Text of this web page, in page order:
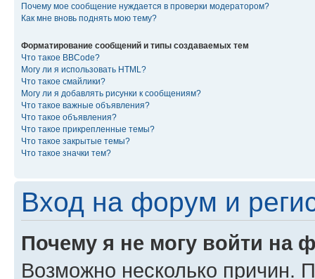
Почему мое сообщение нуждается в проверки модератором?
Как мне вновь поднять мою тему?
Форматирование сообщений и типы создаваемых тем
Что такое BBCode?
Могу ли я использовать HTML?
Что такое смайлики?
Могу ли я добавлять рисунки к сообщениям?
Что такое важные объявления?
Что такое объявления?
Что такое прикрепленные темы?
Что такое закрытые темы?
Что такое значки тем?
Вход на форум и
Почему я не могу войти на
Возможно несколько причин.